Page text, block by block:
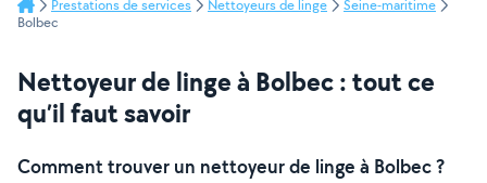
Prestations de services Nettoyeurs de linge
Seine-maritime
Bolbec
Nettoyeur de linge à Bolbec : tout ce
qu’il faut savoir
Comment trouver un nettoyeur de linge à Bolbec ?